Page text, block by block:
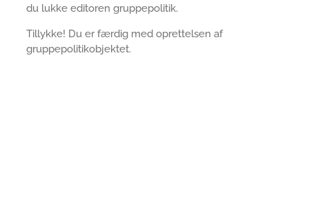
du lukke editoren gruppepolitik.
Tillykke! Du er færdig med oprettelsen af
gruppepolitikobjektet.